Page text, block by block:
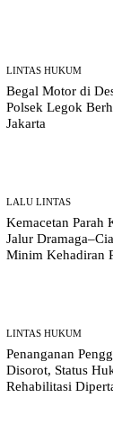
LINTAS HUKUM
Begal Motor di
Polsek Legok
Jakarta
LALU LINTAS
Kemacetan Parah
Jalur
Minim Kehadiran
LINTAS HUKUM
Penanganan
Disorot, Status
Rehabilitasi